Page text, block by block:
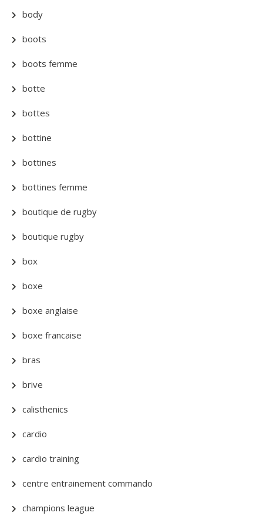
body
boots
boots femme
botte
bottes
bottine
bottines
bottines femme
boutique de rugby
boutique rugby
box
boxe
boxe anglaise
boxe francaise
bras
brive
calisthenics
cardio
cardio training
centre entrainement commando
champions league